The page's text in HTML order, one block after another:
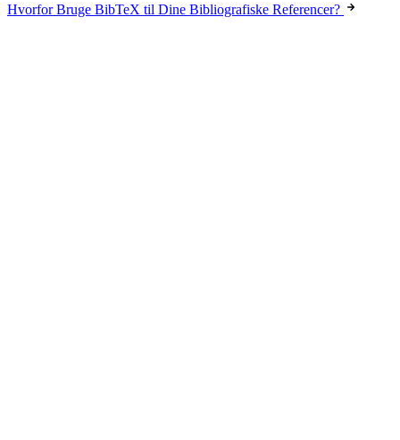
Hvorfor Bruge BibTeX til Dine Bibliografiske Referencer?